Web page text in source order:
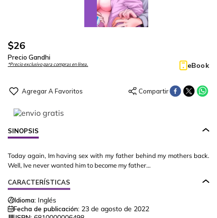
$26
Precio Gandhi
*Precio exclusivo para compras en línea. eBook
SINOPSIS
Today again, Im having sex with my father behind my mothers back.
Well, Ive never wanted him to become my father...
CARACTERÍSTICAS
Idioma: Inglés
Fecha de publicación: 23 de agosto de 2022